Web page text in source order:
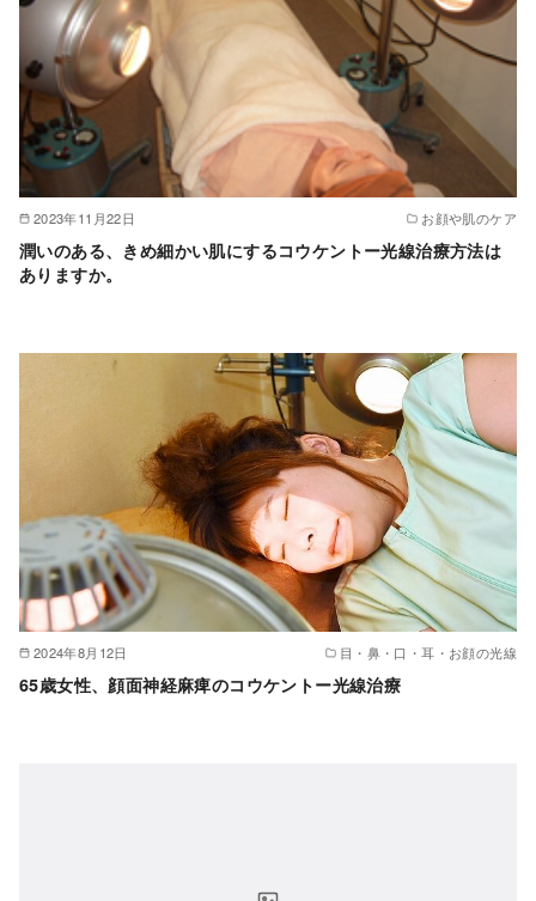
2023年11月22日 お顔や肌のケア
潤いのある、きめ細かい肌にするコウケントー光線治療方法は
ありますか。
2024年8月12日 目・鼻・口・耳・お顔の光線
65歳女性、顔面神経麻痺のコウケントー光線治療